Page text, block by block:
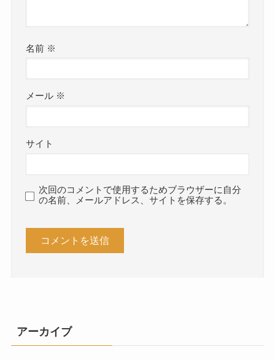
名前 ※
メール ※
サイト
次回のコメントで使用するためブラウザーに自分
の名前、メールアドレス、サイトを保存する。
アーカイブ